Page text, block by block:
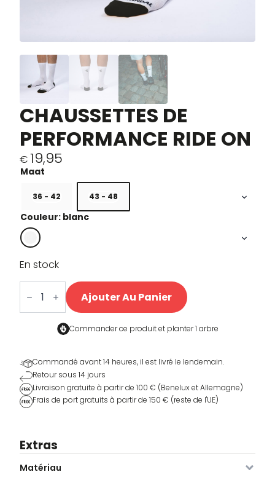
CHAUSSETTES DE
PERFORMANCE RIDE ON
€19,95
36 - 42 43 - 48
Couleur: blanc
En stock
quantité
de
On
Performance
Ajouter Au Panier
Commander ce produit et planter 1 arbre
Commandé avant 14 heures, il est livré le lendemain.
Retour sous 14 jours
Livraison gratuite à partir de 100 € (Benelux et Allemagne)
Frais de port gratuits à partir de 150 € (reste de l'UE)
Extras
Matériau